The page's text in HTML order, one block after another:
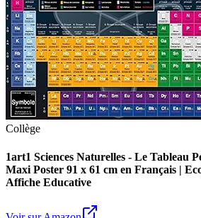
Collège
1art1 Sciences Naturelles - Le Tableau
Maxi Poster 91 x 61 cm en Français |
Affiche Educative